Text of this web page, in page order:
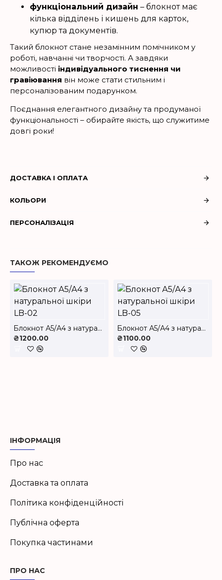
функціональний дизайн – блокнот має
кілька відділень і кишень для карток,
купюр та документів.
Такий блокнот стане незамінним помічником у
роботі, навчанні чи творчості. А завдяки
можливості індивідуального тиснення чи
гравіювання він може стати стильним і
персоналізованим подарунком.
Поєднання елегантного дизайну та продуманої
функціональності – обирайте якість, що служитиме
довгі роки!
ДОСТАВКА І ОПЛАТА
КОЛЬОРИ
ПЕРСОНАЛІЗАЦІЯ
ТАКОЖ РЕКОМЕНДУЄМО
Блокнот А5/А4 з натуральної шкіри LB-02
₴1200.00
Блокнот А5/А4 з натуральної шкіри LB-05
₴1100.00
ІНФОРМАЦІЯ
Про нас
Доставка та оплата
Політика конфіденційності
Публічна оферта
Покупка частинами
ПРО НАС